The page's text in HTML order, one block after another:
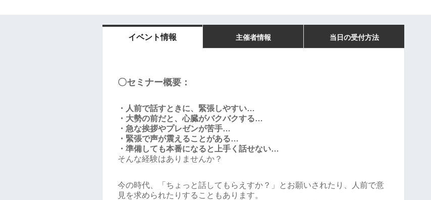
イベント情報 主催者情報 当日の受付方法
〇セミナー概要：
・人前で話すときに、緊張しやすい…
・大勢の前だと、心臓がバクバクする…
・急な挨拶やプレゼンが苦手…
・緊張で声が震えることがある…
・準備しても本番になると上手く話せない…
そんな経験はありませんか？
今の時代、「ちょっと話してもらえすか？」とお願いされたり、人前で意
見を求められたりすることもあります。